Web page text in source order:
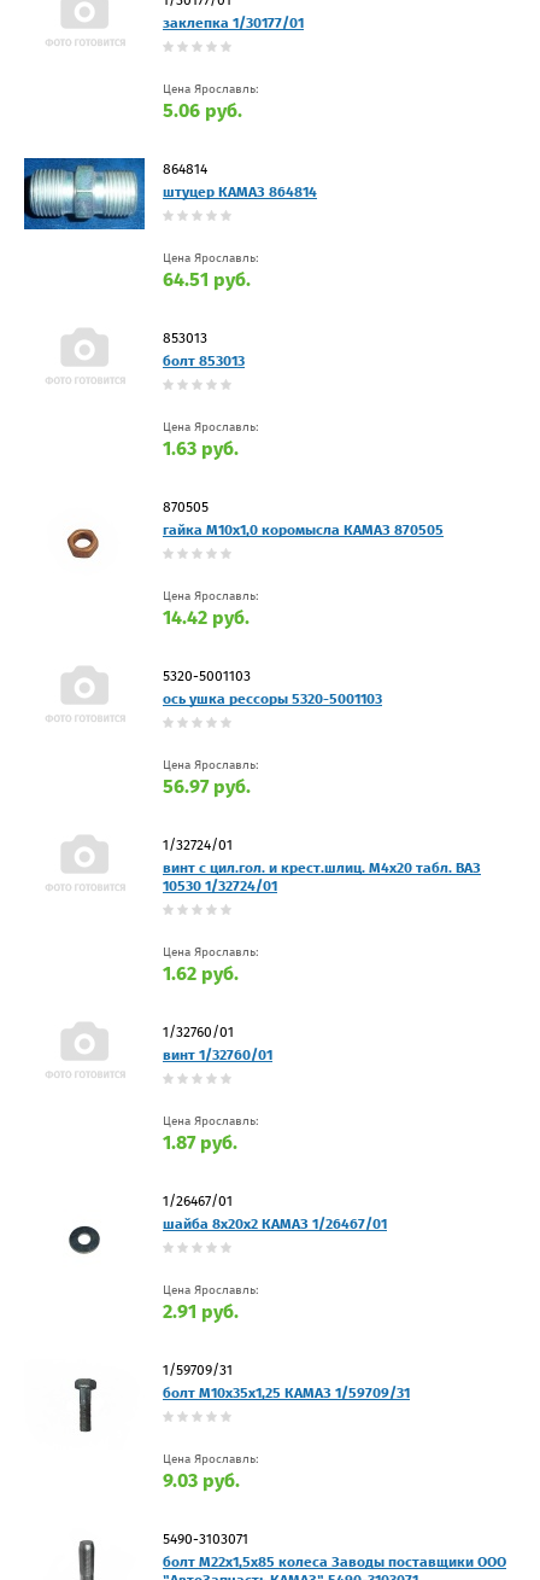
заклепка 1/30177/01
Цена Ярославль:
5.06 руб.
864814
штуцер КАМАЗ 864814
Цена Ярославль:
64.51 руб.
853013
болт 853013
Цена Ярославль:
1.63 руб.
870505
гайка М10х1,0 коромысла КАМАЗ 870505
Цена Ярославль:
14.42 руб.
5320-5001103
ось ушка рессоры 5320-5001103
Цена Ярославль:
56.97 руб.
1/32724/01
винт с цил.гол. и крест.шлиц. М4х20 табл. ВАЗ
10530 1/32724/01
Цена Ярославль:
1.62 руб.
1/32760/01
винт 1/32760/01
Цена Ярославль:
1.87 руб.
1/26467/01
шайба 8х20х2 КАМАЗ 1/26467/01
Цена Ярославль:
2.91 руб.
1/59709/31
болт М10х35х1,25 КАМАЗ 1/59709/31
Цена Ярославль:
9.03 руб.
5490-3103071
болт М22x1,5x85 колеса Заводы поставщики ООО